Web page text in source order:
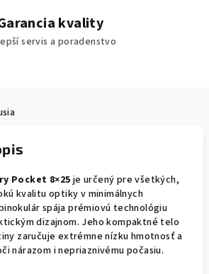
kvality
servis a poradenstvo
Pocket 8×25je určený pre všetkých,
kvalitu optiky v minimálnych
spája prémiovú technológiu
dizajnom. Jeho kompaktné telo
zaručuje extrémne nízku hmotnosť a
nárazom i nepriaznivému počasiu.